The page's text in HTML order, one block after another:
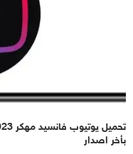
بأخر اصدار